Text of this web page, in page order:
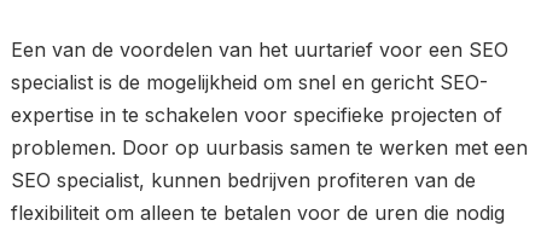
Een van de voordelen van het uurtarief voor een SEO
specialist is de mogelijkheid om snel en gericht SEO-
expertise in te schakelen voor specifieke projecten of
problemen. Door op uurbasis samen te werken met een
SEO specialist, kunnen bedrijven profiteren van de
flexibiliteit om alleen te betalen voor de uren die nodig